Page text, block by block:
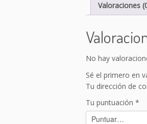
Valoraciones
No hay
Sé el primero en
Tu dirección de
Tu puntuación *